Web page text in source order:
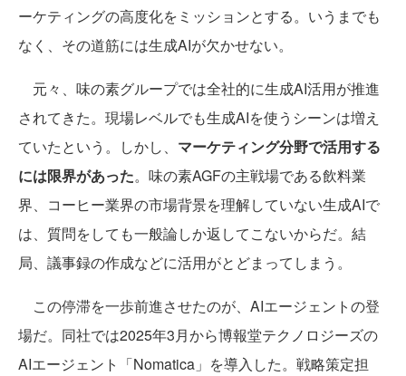
ーケティングの高度化をミッションとする。いうまでも
なく、その道筋には生成AIが欠かせない。
元々、味の素グループでは全社的に生成AI活用が推進
されてきた。現場レベルでも生成AIを使うシーンは増え
ていたという。しかし、 マーケティング分野で活用する
には限界があった。味の素AGFの主戦場である飲料業
界、コーヒー業界の市場背景を理解していない生成AIで
は、質問をしても一般論しか返してこないからだ。結
局、議事録の作成などに活用がとどまってしまう。
この停滞を一歩前進させたのが、AIエージェントの登
場だ。同社では2025年3月から博報堂テクノロジーズの
AIエージェント「Nomatica」を導入した。戦略策定担